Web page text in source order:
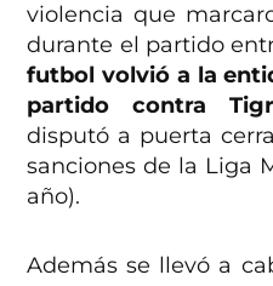
violencia que
durante el partido
futbol volvió a la
partido contra
disputó a puerta
sanciones de la Liga
año).
Además se llevó a